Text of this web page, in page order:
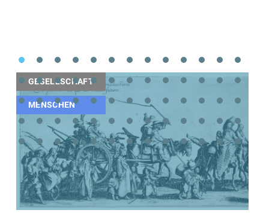
GESELLSCHAFT
MENSCHEN